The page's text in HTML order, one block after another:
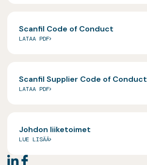
Scanfil Code of Conduct
LATAA PDF
Scanfil Supplier Code of Conduct
LATAA PDF
Johdon liiketoimet
LUE LISÄÄ